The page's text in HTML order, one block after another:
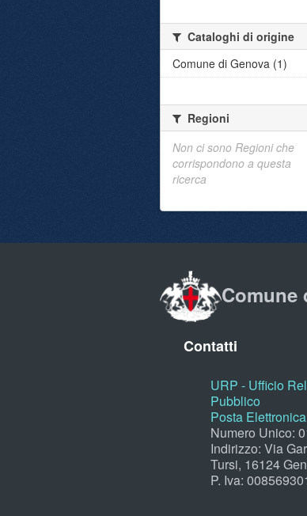
Cataloghi di origine
Comune di Genova (1)
Regioni
Non ci sono Regioni che
corrispondono a questa
ricerca
Comune
Contatti
URP - Ufficio
Pubblico
Posta
Numero Unico:
Indirizzo: Via
Tursi, 16124
P. Iva: